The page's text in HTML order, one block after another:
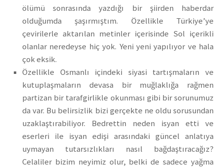
ölümü sonrasında yazdığı bir şiirden haberdar
olduğumda şaşırmıştım. Özellikle Türkiye’ye
çevirilerle aktarılan metinler içerisinde Sol içerikli
olanlar neredeyse hiç yok. Yeni yeni yapılıyor ve hala
çok eksik.
Özellikle Osmanlı içindeki siyasi tartışmaların ve
kutuplaşmaların devasa bir muğlaklığa rağmen
partizan bir tarafgirlikle okunması gibi bir sorunumuz
da var. Bu belirsizlik bizi gerçekte ne oldu sorusundan
uzaklaştırabiliyor. Bedrettin neden isyan etti ve
eserleri ile isyan edişi arasındaki güncel anlatıya
uymayan tutarsızlıkları nasıl bağdaştıracağız?
Celaliler bizim neyimiz olur, belki de sadece yağma